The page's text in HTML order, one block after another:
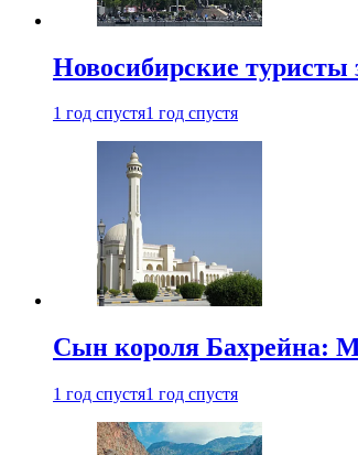
Новосибирские туристы
1 год спустя1 год спустя
Сын короля Бахрейна:
1 год спустя1 год спустя